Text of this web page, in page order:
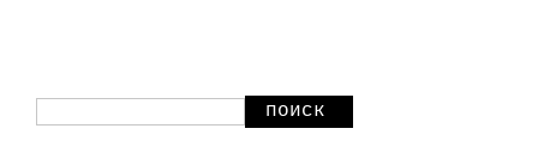
поиск